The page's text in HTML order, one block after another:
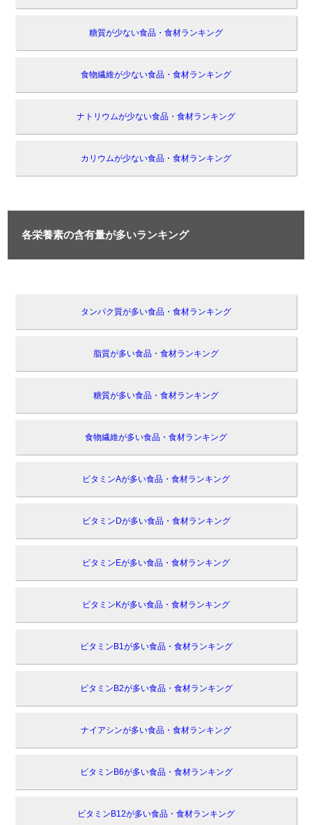
糖質が少ない食品・食材ランキング
食物繊維が少ない食品・食材ランキング
ナトリウムが少ない食品・食材ランキング
カリウムが少ない食品・食材ランキング
各栄養素の含有量が多いランキング
タンパク質が多い食品・食材ランキング
脂質が多い食品・食材ランキング
糖質が多い食品・食材ランキング
食物繊維が多い食品・食材ランキング
ビタミンAが多い食品・食材ランキング
ビタミンDが多い食品・食材ランキング
ビタミンEが多い食品・食材ランキング
ビタミンKが多い食品・食材ランキング
ビタミンB1が多い食品・食材ランキング
ビタミンB2が多い食品・食材ランキング
ナイアシンが多い食品・食材ランキング
ビタミンB6が多い食品・食材ランキング
ビタミンB12が多い食品・食材ランキング